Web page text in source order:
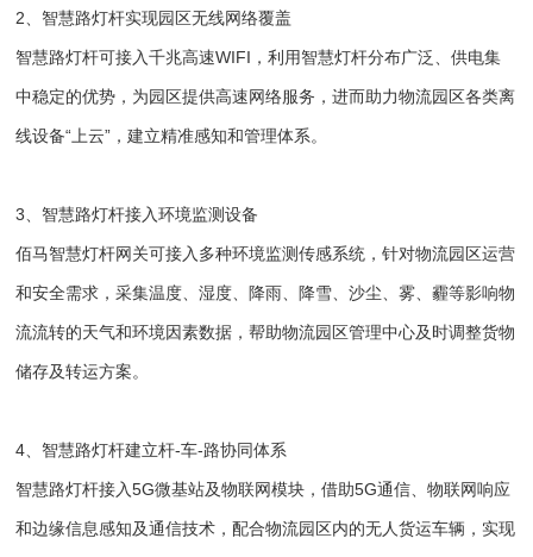
2、智慧路灯杆实现园区无线网络覆盖
智慧路灯杆可接入千兆高速WIFI，利用智慧灯杆分布广泛、供电集
中稳定的优势，为园区提供高速网络服务，进而助力物流园区各类离
线设备“上云”，建立精准感知和管理体系。
3、智慧路灯杆接入环境监测设备
佰马智慧灯杆网关可接入多种环境监测传感系统，针对物流园区运营
和安全需求，采集温度、湿度、降雨、降雪、沙尘、雾、霾等影响物
流流转的天气和环境因素数据，帮助物流园区管理中心及时调整货物
储存及转运方案。
4、智慧路灯杆建立杆-车-路协同体系
智慧路灯杆接入5G微基站及物联网模块，借助5G通信、物联网响应
和边缘信息感知及通信技术，配合物流园区内的无人货运车辆，实现